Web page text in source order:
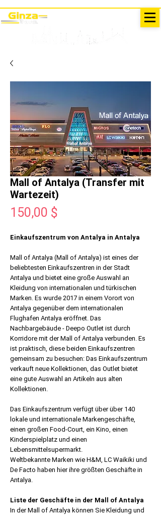
Mall of Antalya (Transfer mit
Wartezeit)
150,00 $
Einkaufszentrum von Antalya in Antalya
Mall of Antalya (Mall of Antalya) ist eines der
beliebtesten Einkaufszentren in der Stadt
Antalya und bietet eine große Auswahl an
Kleidung von internationalen und türkischen
Marken. Es wurde 2017 in einem Vorort von
Antalya gegenüber dem internationalen
Flughafen Antalya eröffnet. Das
Nachbargebäude - Deepo Outlet ist durch
Korridore mit der Mall of Antalya verbunden. Es
ist praktisch, diese beiden Einkaufszentren
gemeinsam zu besuchen: Das Einkaufszentrum
verkauft neue Kollektionen, das Outlet bietet
eine gute Auswahl an Artikeln aus alten
Kollektionen.
Das Einkaufszentrum verfügt über über 140
lokale und internationale Markengeschäfte,
einen großen Food-Court, ein Kino, einen
Kinderspielplatz und einen
Lebensmittelsupermarkt.
Weltbekannte Marken wie H&M, LC Waikiki und
De Facto haben hier ihre größten Geschäfte in
Antalya.
Liste der Geschäfte in der Mall of Antalya
In der Mall of Antalya können Sie Kleidung und